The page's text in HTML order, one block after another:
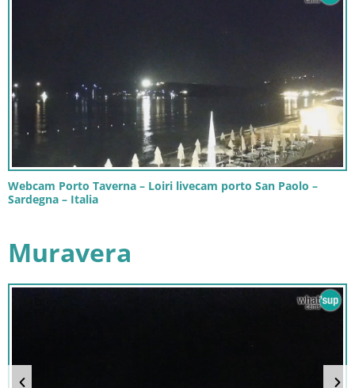
Webcam Porto Taverna – Loiri livecam porto San Paolo –
Sardegna – Italia
Muravera